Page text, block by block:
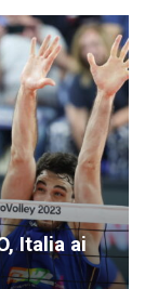
Italia ai